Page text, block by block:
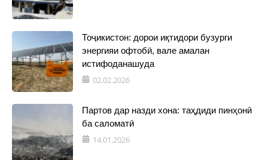
Тоҷикистон: дорои иқтидори бузурги
энергияи офтобӣ, вале амалан
истифоданашуда
02.02.2026
Партов дар назди хона: таҳдиди пинҳонӣ
ба саломатӣ
14.01.2026